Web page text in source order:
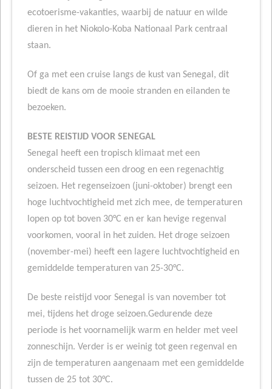
ecotoerisme-vakanties, waarbij de natuur en wilde
dieren in het Niokolo-Koba Nationaal Park centraal
staan.
Of ga met een cruise langs de kust van Senegal, dit
biedt de kans om de mooie stranden en eilanden te
bezoeken.
BESTE REISTIJD VOOR SENEGAL
Senegal heeft een tropisch klimaat met een
onderscheid tussen een droog en een regenachtig
seizoen. Het regenseizoen (juni-oktober) brengt een
hoge luchtvochtigheid met zich mee, de temperaturen
lopen op tot boven 30°C en er kan hevige regenval
voorkomen, vooral in het zuiden. Het droge seizoen
(november-mei) heeft een lagere luchtvochtigheid en
gemiddelde temperaturen van 25-30°C.
De beste reistijd voor Senegal is van november tot
mei, tijdens het droge seizoen.Gedurende deze
periode is het voornamelijk warm en helder met veel
zonneschijn. Verder is er weinig tot geen regenval en
zijn de temperaturen aangenaam met een gemiddelde
tussen de 25 tot 30°C.